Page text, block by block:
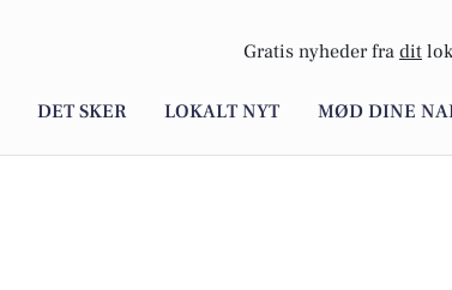
Gratis nyheder fra dit
DET SKER LOKALT NYT MØD DINE